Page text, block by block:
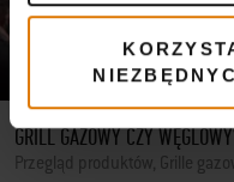
GRILL GAZOWY CZY
Przegląd produktów, Grille